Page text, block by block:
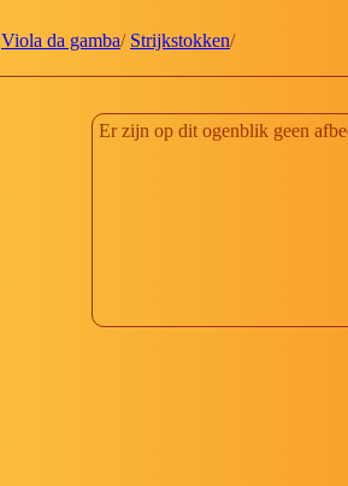
Viola da gamba/ Strijkstokken/
Er zijn op dit ogenblik geen